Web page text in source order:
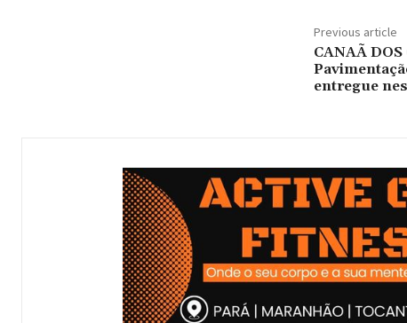
Previous article
CANAÃ DOS
entregue